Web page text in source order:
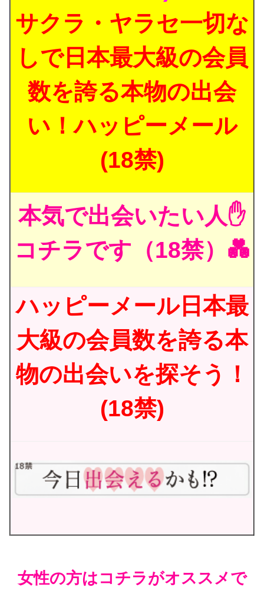
サクラ・ヤラセ一切な
しで日本最大級の会員
数を誇る本物の出会
い！ハッピーメール
(18禁)
本気で出会いたい人✋
コチラです（18禁）💑
ハッピーメール日本最
大級の会員数を誇る本
物の出会いを探そう！
(18禁)
女性の方はコチラがオススメで